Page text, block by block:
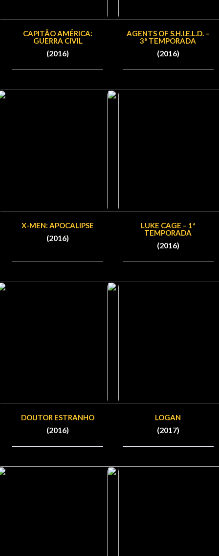
CAPITÃO AMÉRICA:
GUERRA CIVIL
(2016)
AGENTS OF S.H.I.E.L.D. –
3ª TEMPORADA
(2016)
X-MEN: APOCALIPSE
(2016)
LUKE CAGE – 1ª
TEMPORADA
(2016)
DOUTOR ESTRANHO
(2016)
LOGAN
(2017)